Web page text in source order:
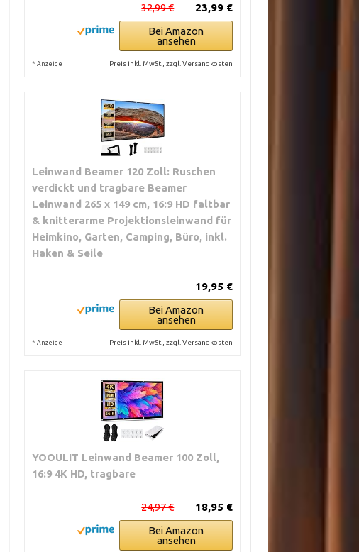
23,99 €
32,99 €
Bei Amazon
ansehen
* Anzeige Preis inkl. MwSt., zzgl. Versandkosten
Leinwand Beamer 120 Zoll: Ruschen
verdickt und tragbare Beamer
Leinwand 265 x 149 cm, 16:9 HD faltbar
& knitterarme Projektionsleinwand für
Heimkino, Garten, Camping, Büro, inkl.
Haken & Seile
19,95 €
Bei Amazon
ansehen
* Anzeige Preis inkl. MwSt., zzgl. Versandkosten
YOOULIT Leinwand Beamer 100 Zoll,
16:9 4K HD, tragbare
18,95 €
24,97 €
Bei Amazon
ansehen